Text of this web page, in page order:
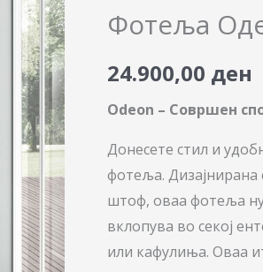
Фотеља
24.900,00 ден
Odeon – Совршен
Донесете стил и
фотеља.
штоф, оваа фотеља
вклопува во секој
или кафулиња. Оваа